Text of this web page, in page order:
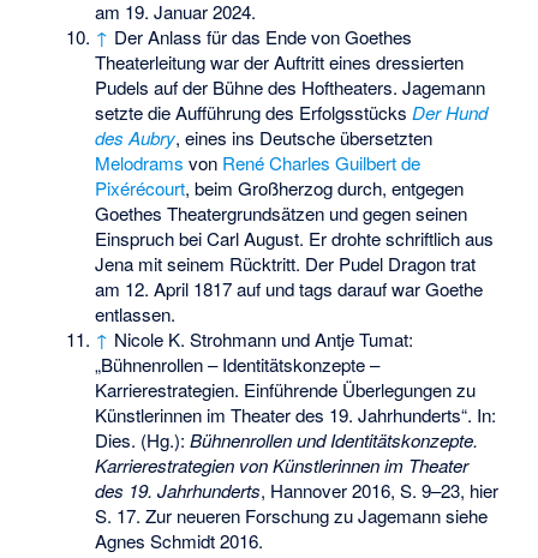
am 19. Januar 2024.
↑ Der Anlass für das Ende von Goethes
Theaterleitung war der Auftritt eines dressierten
Pudels auf der Bühne des Hoftheaters. Jagemann
setzte die Aufführung des ErfolgsstücksDer Hund
des Aubry, eines ins Deutsche übersetzten
Melodrams von René Charles Guilbert de
Pixérécourt, beim Großherzog durch, entgegen
Goethes Theatergrundsätzen und gegen seinen
Einspruch bei Carl August. Er drohte schriftlich aus
Jena mit seinem Rücktritt. Der Pudel Dragon trat
am 12. April 1817 auf und tags darauf war Goethe
entlassen.
↑ Nicole K. Strohmann und Antje Tumat:
„Bühnenrollen – Identitätskonzepte –
Karrierestrategien. Einführende Überlegungen zu
Künstlerinnen im Theater des 19. Jahrhunderts“. In:
Dies. (Hg.):Bühnenrollen und Identitätskonzepte.
Karrierestrategien von Künstlerinnen im Theater
des 19. Jahrhunderts, Hannover 2016, S. 9–23, hier
S. 17. Zur neueren Forschung zu Jagemann siehe
Agnes Schmidt 2016.